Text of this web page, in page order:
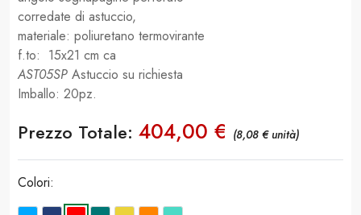
corredate di astuccio,
materiale: poliuretano termovirante
f.to: 15x21 cm ca
AST05SP Astuccio su richiesta
Imballo: 20pz.
Prezzo Totale: 404,00 € (8,08 € unità)
Colori: